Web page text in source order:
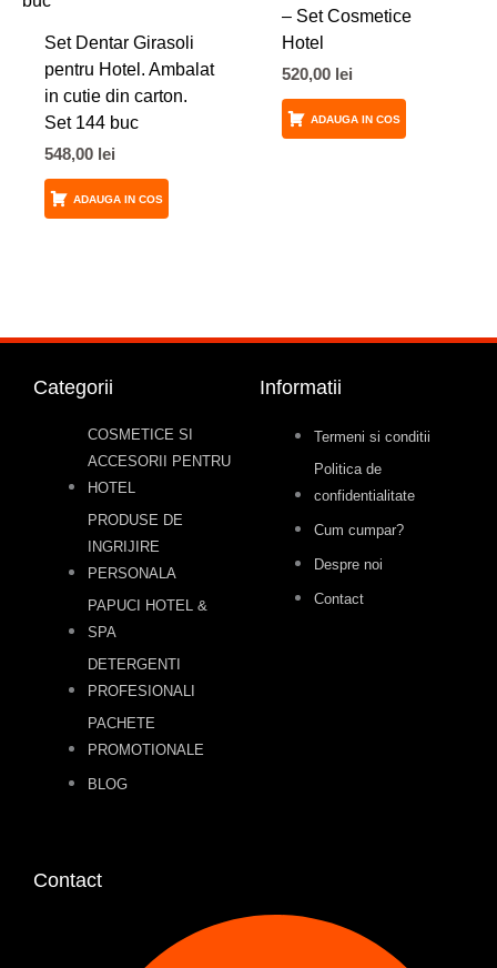
Set Dentar Girasoli
pentru Hotel. Ambalat
in cutie din carton.
Set 144 buc
548,00 lei
ADAUGA IN COS
– Set Cosmetice
Hotel
520,00 lei
ADAUGA IN COS
Categorii
COSMETICE SI
ACCESORII PENTRU
HOTEL
PRODUSE DE
INGRIJIRE
PERSONALA
PAPUCI HOTEL &
SPA
DETERGENTI
PROFESIONALI
PACHETE
PROMOTIONALE
BLOG
Informatii
Termeni si conditii
Politica de
confidentialitate
Cum cumpar?
Despre noi
Contact
Contact